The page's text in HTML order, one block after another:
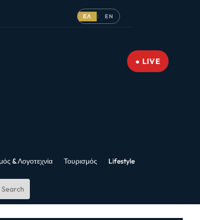
ΕΛ | EN
● LIVE
& Λογοτεχνία Τουρισμός Lifestyle